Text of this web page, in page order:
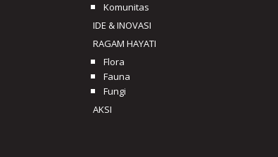
Komunitas
IDE & INOVASI
RAGAM HAYATI
Flora
Fauna
Fungi
AKSI